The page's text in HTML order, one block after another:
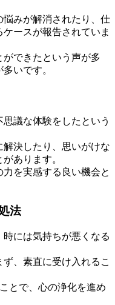
みが解消されたり、仕
ースが報告されていま
できたという声が多
いです。
議な体験をしたという
決したり、思いがけな
あります。
を実感する良い機会と
法
には気持ちが悪くなる
、素直に受け入れるこ
とで、心の浄化を進め